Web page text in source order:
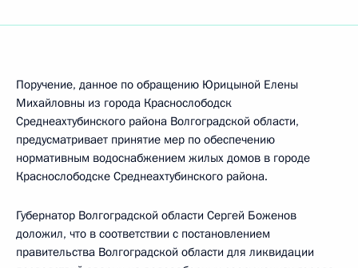
Поручение, данное по обращению Юрицыной Елены
Михайловны из города Краснослободск
Среднеахтубинского района Волгоградской области,
предусматривает принятие мер по обеспечению
нормативным водоснабжением жилых домов в городе
Краснослободске Среднеахтубинского района.
Губернатор Волгоградской области Сергей Боженов
доложил, что в соответствии с постановлением
правительства Волгоградской области для ликвидации